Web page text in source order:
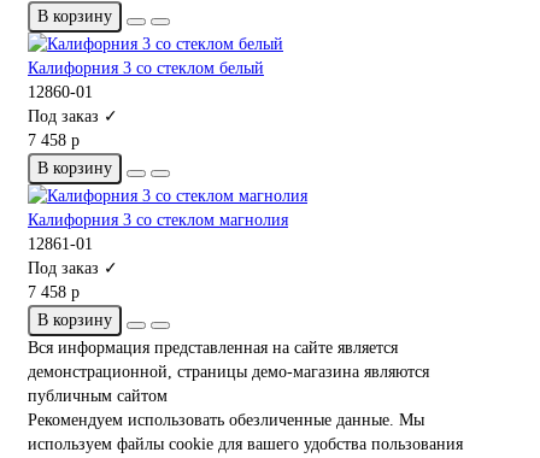
В корзину
Калифорния 3 со стеклом белый
12860-01
Под заказ ✓
7 458 р
В корзину
Калифорния 3 со стеклом магнолия
12861-01
Под заказ ✓
7 458 р
В корзину
Вся информация представленная на сайте является
демонстрационной, страницы демо-магазина являются
публичным сайтом
Рекомендуем использовать обезличенные данные. Мы
используем файлы cookie для вашего удобства пользования